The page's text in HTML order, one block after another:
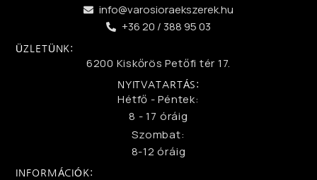
info@varosioraekszerek.hu
+36 20 / 388 95 03
ÜZLETÜNK:
6200 Kiskőrös Petőfi tér 17.
NYITVATARTÁS:
Hétfő - Péntek:
8 - 17 óráig
Szombat:
8-12 óráig
INFORMÁCIÓK: